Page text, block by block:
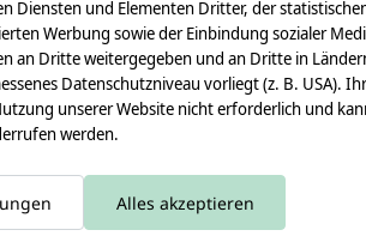
€39,90 - €56,80
*Inkl. MwSt. zzgl.Versandkosten
Diensten und Elementen Dritter, der
Werbung sowie der Einbindung sozialer
an Dritte weitergegeben und an Dritte in
Datenschutzniveau vorliegt (z. B. USA).
unserer Website nicht erforderlich und
werden.
Alles akzeptieren